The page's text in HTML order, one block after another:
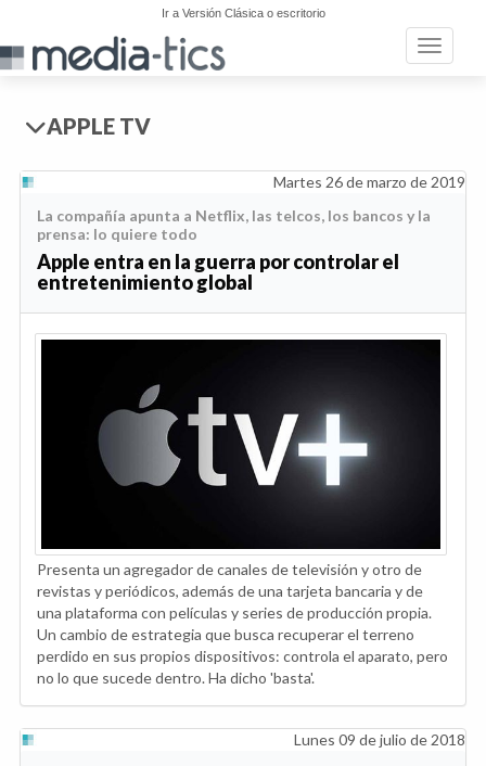
Ir a Versión Clásica o escritorio
Toggle
APPLE TV
Martes 26 de marzo de 2019
La compañía apunta a Netflix, las telcos, los bancos y la
prensa: lo quiere todo
Apple entra en la guerra por controlar el
entretenimiento global
Presenta un agregador de canales de televisión y otro de
revistas y periódicos, además de una tarjeta bancaria y de
una plataforma con películas y series de producción propia.
Un cambio de estrategia que busca recuperar el terreno
perdido en sus propios dispositivos: controla el aparato, pero
no lo que sucede dentro. Ha dicho 'basta'.
Lunes 09 de julio de 2018